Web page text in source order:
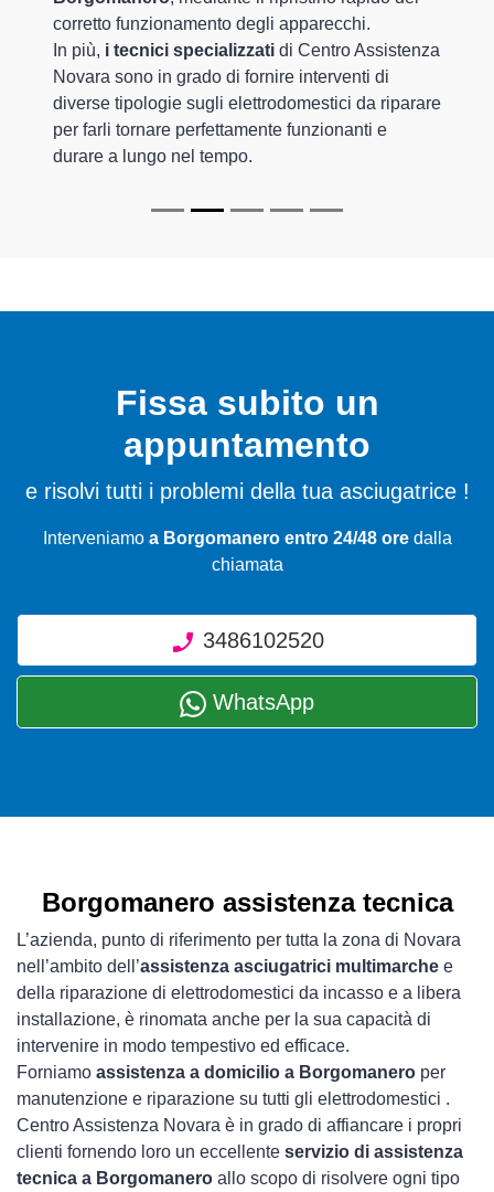
corretto funzionamento degli apparecchi.
In più, i tecnici specializzati di Centro Assistenza
Novara sono in grado di fornire interventi di
diverse tipologie sugli elettrodomestici da riparare
per farli tornare perfettamente funzionanti e
durare a lungo nel tempo.
Fissa subito un
appuntamento
e risolvi tutti i problemi della tua asciugatrice !
Interveniamo a Borgomanero entro 24/48 oredalla
chiamata
3486102520
WhatsApp
Borgomanero assistenza tecnica
L’azienda, punto di riferimento per tutta la zona di Novara
nell’ambito dell’assistenza asciugatrici multimarche e
della riparazione di elettrodomestici da incasso e a libera
installazione, è rinomata anche per la sua capacità di
intervenire in modo tempestivo ed efficace.
Forniamo assistenza a domicilio a Borgomanero per
manutenzione e riparazione su tutti gli elettrodomestici .
Centro Assistenza Novara è in grado di affiancare i propri
clienti fornendo loro un eccellente servizio di assistenza
tecnica a Borgomanero allo scopo di risolvere ogni tipo